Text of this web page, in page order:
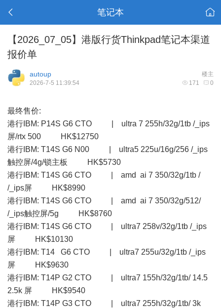
笔记本
【2026_07_05】港版行货Thinkpad笔记本渠道
报价单
楼主
autoup
171 0
2026-7-5 11:39:54
最终售价:
港行IBM: P14S G6 CTO | ultra 7 255h/32g/1tb /_ips
屏/rtx 500 HK$12750
港行IBM: T14S G6 N00 | ultra5 225u/16g/256 /_ips
触控屏/4g/锁主板 HK$5730
港行IBM: T14S G6 CTO | amd ai 7 350/32g/1tb /
/_ips屏 HK$8990
港行IBM: T14S G6 CTO | amd ai 7 350/32g/512/
/_ips触控屏/5g HK$8760
港行IBM: T14S G6 CTO | ultra7 258v/32g/1tb /_ips
屏 HK$10130
港行IBM: T14 G6 CTO | ultra7 255u/32g/1tb /_ips
屏 HK$9630
港行IBM: T14P G2 CTO | ultra7 155h/32g/1tb/ 14.5
2.5k 屏 HK$9540
港行IBM: T14P G3 CTO | ultra7 255h/32g/1tb/ 3k